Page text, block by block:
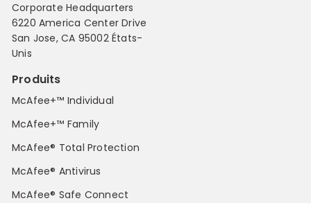
Corporate Headquarters
6220 America Center Drive
San Jose, CA 95002 États-
Unis
Produits
McAfee+™ Individual
McAfee+™ Family
McAfee® Total Protection
McAfee® Antivirus
McAfee® Safe Connect